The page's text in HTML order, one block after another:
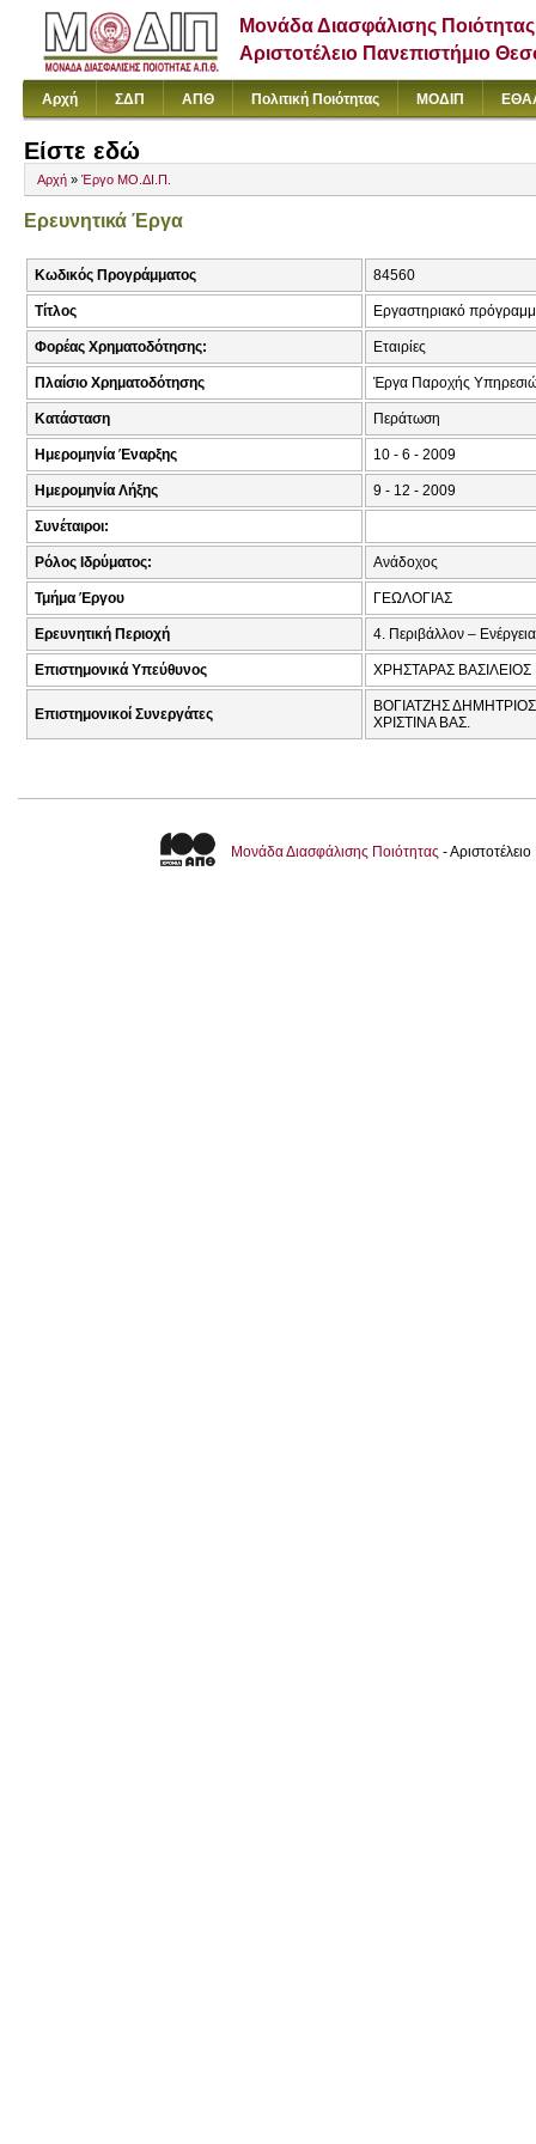
Μονάδα Διασφάλισης Ποιότητας
Αριστοτέλειο Πανεπιστήμιο
Αρχή ΣΔΠ ΑΠΘ Πολιτική Ποιότητας ΜΟΔΙΠ
Είστε εδώ
Αρχή » Έργο ΜΟ.ΔΙ.Π.
Ερευνητικά Έργα
Κωδικός Προγράμματος 84560
Τίτλος Εργαστηριακό
Φορέας Χρηματοδότησης: Εταιρίες
Πλαίσιο Χρηματοδότησης Έργα Παροχής
Κατάσταση Περάτωση
Ημερομηνία Έναρξης 10 - 6 - 2009
Ημερομηνία Λήξης 9 - 12 - 2009
Συνέταιροι:
Ρόλος Ιδρύματος: Ανάδοχος
Τμήμα Έργου ΓΕΩΛΟΓΙΑΣ
Ερευνητική Περιοχή 4. Περιβάλλον – Ενέργεια
Επιστημονικά Υπεύθυνος ΧΡΗΣΤΑΡΑΣ ΒΑΣΙΛΕΙΟΣ
Επιστημονικοί Συνεργάτες
ΒΟΓΙΑΤΖΗΣ
ΧΡΙΣΤΙΝΑ ΒΑΣ.
Μονάδα Διασφάλισης Ποιότητας -